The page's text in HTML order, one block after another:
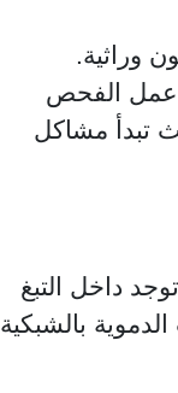
وراثية.
من الأفضل عمل الفحص
حيث تبدأ مشاكل
داخل التبغ
بالشبكية